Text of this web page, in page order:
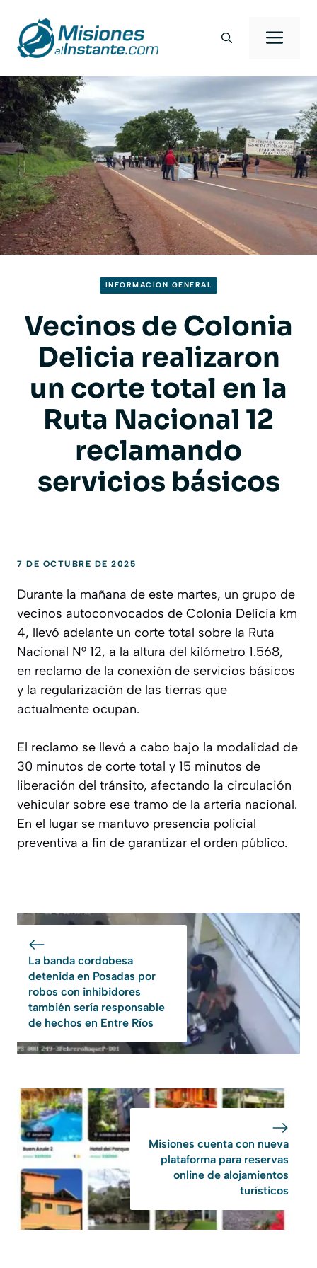
contenido
INFORMACION GENERAL
Vecinos de Colonia
Delicia realizaron
un corte total en la
Ruta Nacional 12
reclamando
servicios básicos
7 DE OCTUBRE DE 2025
Durante la mañana de este martes, un grupo de
vecinos autoconvocados de Colonia Delicia km
4, llevó adelante un corte total sobre la Ruta
Nacional N° 12, a la altura del kilómetro 1.568,
en reclamo de la conexión de servicios básicos
y la regularización de las tierras que
actualmente ocupan.
El reclamo se llevó a cabo bajo la modalidad de
30 minutos de corte total y 15 minutos de
liberación del tránsito, afectando la circulación
vehicular sobre ese tramo de la arteria nacional.
En el lugar se mantuvo presencia policial
preventiva a fin de garantizar el orden público.
La banda cordobesa
detenida en Posadas por
robos con inhibidores
también sería responsable
de hechos en Entre Ríos
Misiones cuenta con nueva
plataforma para reservas
online de alojamientos
turísticos